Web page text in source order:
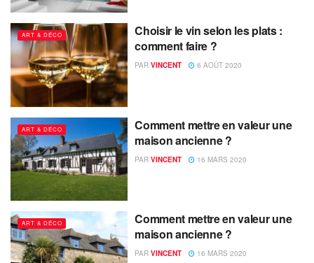
ART & DÉCO
Choisir le vin selon les plats :
comment faire ?
PAR VINCENT 6 AOÛT 2020
ART & DÉCO
Comment mettre en valeur une
maison ancienne ?
PAR VINCENT 16 MARS 2020
ART & DÉCO
Comment mettre en valeur une
maison ancienne ?
PAR VINCENT 16 MARS 2020